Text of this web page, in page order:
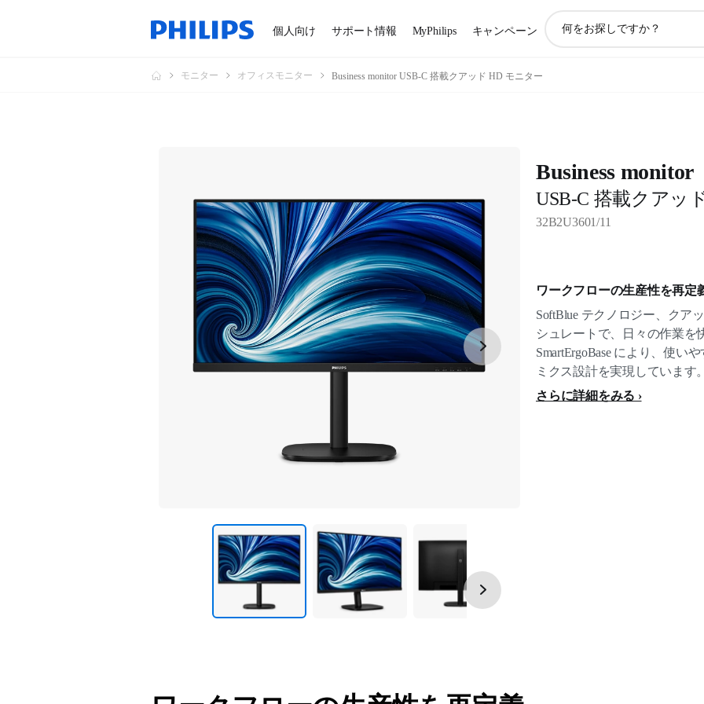
個人向け サポート情報 MyPhilips キャンペーン
索
モニター オフィスモニター Business monitor USB-C 搭載クアッド HD モニター
Business monitor
USB-C 搭載クアッ
32B2U3601/11
ワークフローの生産性を再定
SoftBlue テクノロジー、クア
シュレートで、日々の作業を
SmartErgoBase により、使い
ミクス設計を実現しています。
さらに詳細をみる